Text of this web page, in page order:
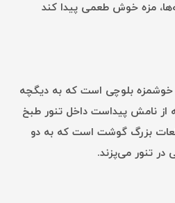
مزه خوش طعمی پیدا کند
و خوشمزه بلوچی است که به دیگچه
از نامش پیداست داخل تنور طبخ
بزرگ گوشت است که به دو
تنور می‌پزند.